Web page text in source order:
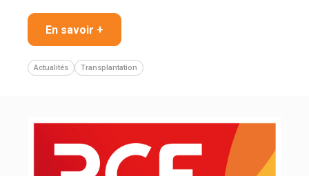
En savoir +
Actualités Transplantation